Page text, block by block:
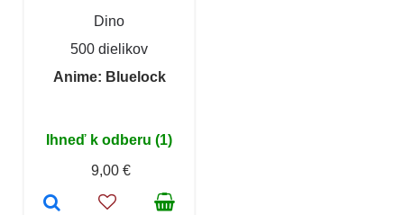
Dino
500 dielikov
Anime: Bluelock
Ihneď k odberu (1)
9,00 €